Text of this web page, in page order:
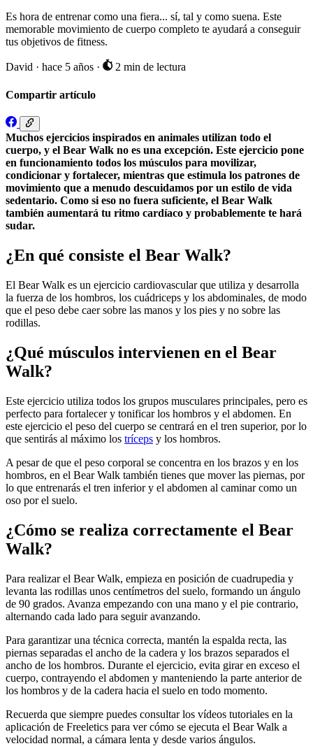
Es hora de entrenar como una fiera... sí, tal y como suena. Este
memorable movimiento de cuerpo completo te ayudará a conseguir
tus objetivos de fitness.
David · hace 5 años · 2 min de lectura
Compartir artículo
Muchos ejercicios inspirados en animales utilizan todo el
cuerpo, y el Bear Walk no es una excepción. Este ejercicio pone
en funcionamiento todos los músculos para movilizar,
condicionar y fortalecer, mientras que estimula los patrones de
movimiento que a menudo descuidamos por un estilo de vida
sedentario. Como si eso no fuera suficiente, el Bear Walk
también aumentará tu ritmo cardíaco y probablemente te hará
sudar.
¿En qué consiste el Bear Walk?
El Bear Walk es un ejercicio cardiovascular que utiliza y desarrolla
la fuerza de los hombros, los cuádriceps y los abdominales, de modo
que el peso debe caer sobre las manos y los pies y no sobre las
rodillas.
¿Qué músculos intervienen en el Bear
Walk?
Este ejercicio utiliza todos los grupos musculares principales, pero es
perfecto para fortalecer y tonificar los hombros y el abdomen. En
este ejercicio el peso del cuerpo se centrará en el tren superior, por lo
que sentirás al máximo los tríceps y los hombros.
A pesar de que el peso corporal se concentra en los brazos y en los
hombros, en el Bear Walk también tienes que mover las piernas, por
lo que entrenarás el tren inferior y el abdomen al caminar como un
oso por el suelo.
¿Cómo se realiza correctamente el Bear
Walk?
Para realizar el Bear Walk, empieza en posición de cuadrupedia y
levanta las rodillas unos centímetros del suelo, formando un ángulo
de 90 grados. Avanza empezando con una mano y el pie contrario,
alternando cada lado para seguir avanzando.
Para garantizar una técnica correcta, mantén la espalda recta, las
piernas separadas el ancho de la cadera y los brazos separados el
ancho de los hombros. Durante el ejercicio, evita girar en exceso el
cuerpo, contrayendo el abdomen y manteniendo la parte anterior de
los hombros y de la cadera hacia el suelo en todo momento.
Recuerda que siempre puedes consultar los vídeos tutoriales en la
aplicación de Freeletics para ver cómo se ejecuta el Bear Walk a
velocidad normal, a cámara lenta y desde varios ángulos.